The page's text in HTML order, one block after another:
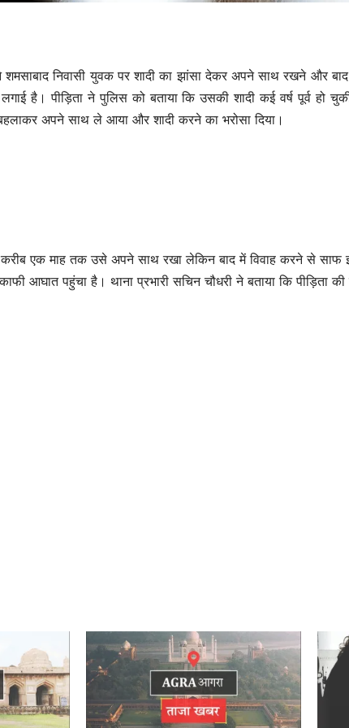
निवासी युवक पर शादी का झांसा देकर अपने साथ रखने और
लगाई है। पीड़िता ने पुलिस को बताया कि उसकी शादी कई वर्ष पूर्व
अपने साथ ले आया और शादी करने का भरोसा दिया।
एक माह तक उसे अपने साथ रखा लेकिन बाद में विवाह करने से साफ
आघात पहुंचा है। थाना प्रभारी सचिन चौधरी ने बताया कि पीड़िता
रंगदारी, तीन
Arrested
Extorting
10,000 Per